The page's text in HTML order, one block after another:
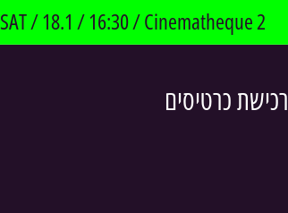
SAT / 18.1 / 16:30 / Cinematheque 2
רכישת כרטיסים